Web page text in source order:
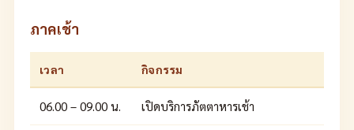
ภาคเช้า
เวลา กิจกรรม
06.00 – 09.00 น. เปิดบริการภัตตาหารเช้า